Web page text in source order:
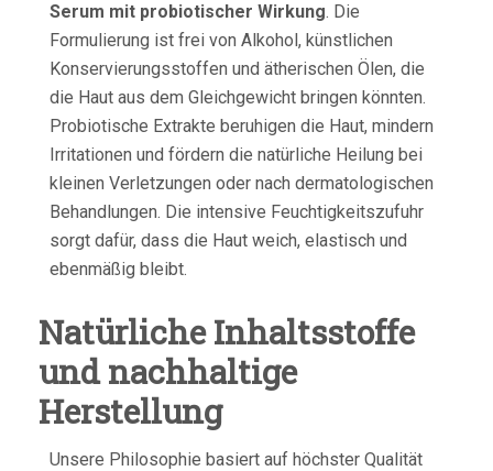
Serum mit probiotischer Wirkung. Die
Formulierung ist frei von Alkohol, künstlichen
Konservierungsstoffen und ätherischen Ölen, die
die Haut aus dem Gleichgewicht bringen könnten.
Probiotische Extrakte beruhigen die Haut, mindern
Irritationen und fördern die natürliche Heilung bei
kleinen Verletzungen oder nach dermatologischen
Behandlungen. Die intensive Feuchtigkeitszufuhr
sorgt dafür, dass die Haut weich, elastisch und
ebenmäßig bleibt.
Natürliche Inhaltsstoffe
und nachhaltige
Herstellung
Unsere Philosophie basiert auf höchster Qualität